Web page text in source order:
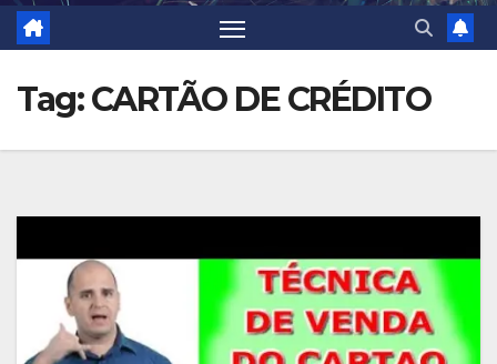
Tag:CARTÃO DE CRÉDITO